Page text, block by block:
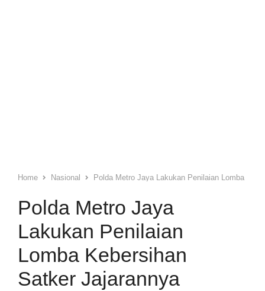
Home Nasional Polda Metro Jaya Lakukan Penilaian Lomba
Polda Metro Jaya
Lakukan Penilaian
Lomba Kebersihan
Satker Jajarannya